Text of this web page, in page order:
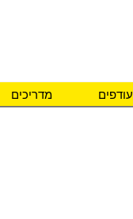
מדריכים עודפים